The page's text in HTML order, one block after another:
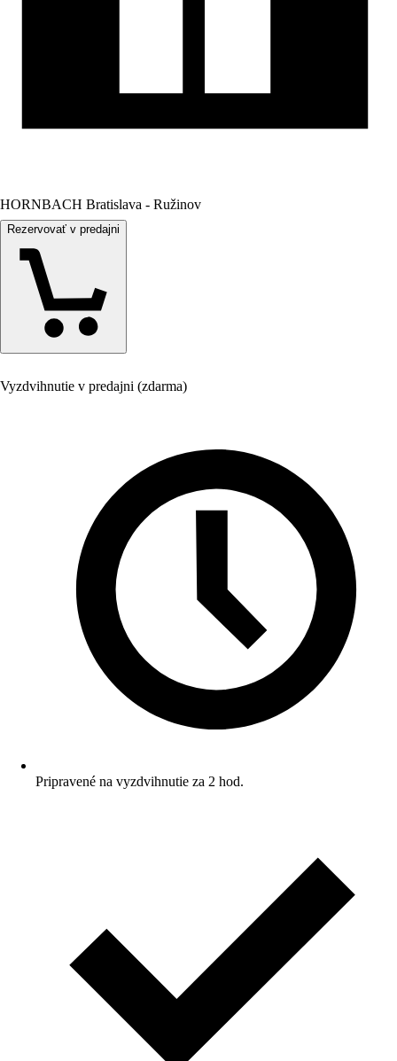
HORNBACH Bratislava - Ružinov
Rezervovať v predajni
Vyzdvihnutie v predajni (zdarma)
Pripravené na vyzdvihnutie za 2 hod.